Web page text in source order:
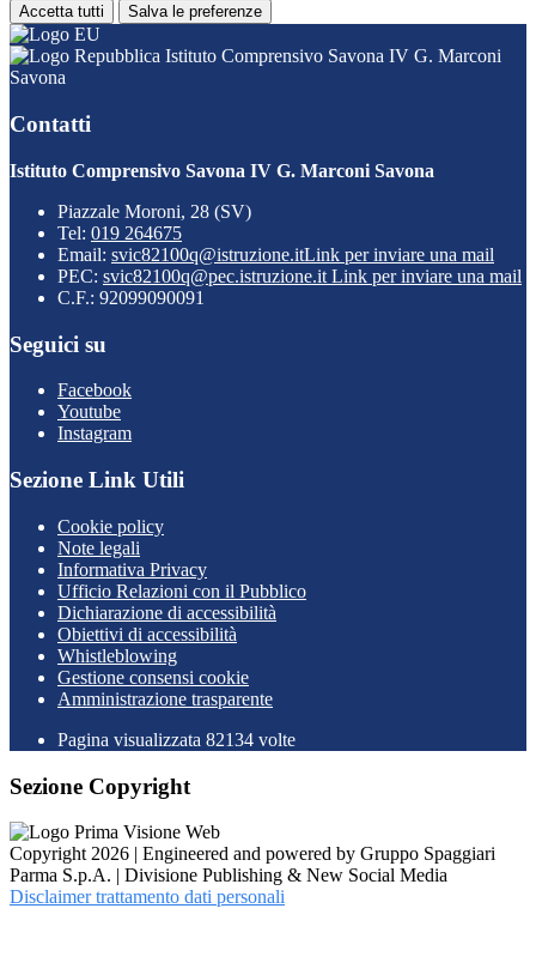
Accetta tutti Salva le preferenze
Istituto Comprensivo Savona IV G. Marconi
Savona
Contatti
Istituto Comprensivo Savona IV G. Marconi Savona
Piazzale Moroni, 28 (SV)
Tel: 019 264675
Email: svic82100q@istruzione.itLink per inviare una mail
PEC: svic82100q@pec.istruzione.it Link per inviare una mail
C.F.: 92099090091
Seguici su
Facebook
Youtube
Instagram
Sezione Link Utili
Cookie policy
Note legali
Informativa Privacy
Ufficio Relazioni con il Pubblico
Dichiarazione di accessibilità
Obiettivi di accessibilità
Whistleblowing
Gestione consensi cookie
Amministrazione trasparente
Pagina visualizzata 82134 volte
Sezione Copyright
Copyright 2026 | Engineered and powered by Gruppo Spaggiari
Parma S.p.A. | Divisione Publishing & New Social Media
Disclaimer trattamento dati personali